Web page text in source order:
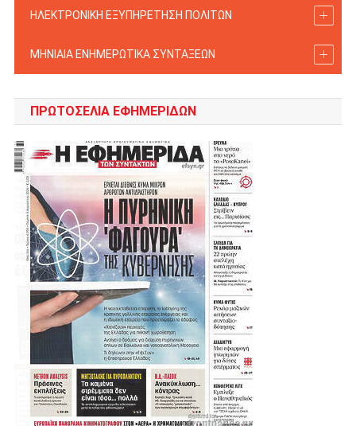
ΗΛΕΚΤΡΟΝΙΚΗ ΕΞΥΠΗΡΕΤΗΣΗ ΠΟΛΙΤΩΝ
ΜΗΝΙΑΙΑ ΕΝΗΜΕΡΩΤΙΚΑ ΣΥΝΤΑΞΕΩΝ
ΠΡΩΤΟΣΈΛΙΑ ΕΦΗΜΕΡΊΔΩΝ